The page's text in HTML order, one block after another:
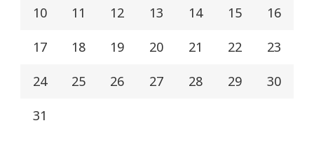
10 11 12 13 14 15 16
17 18 19 20 21 22 23
24 25 26 27 28 29 30
31